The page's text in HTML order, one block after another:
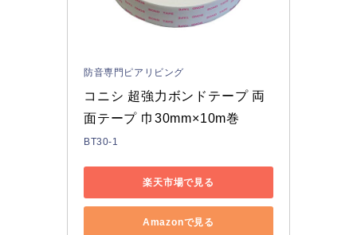
防音専門ピアリビング
コニシ 超強力ボンドテープ 両
面テープ 巾30mm×10m巻
BT30-1
楽天市場で見る
Amazonで見る